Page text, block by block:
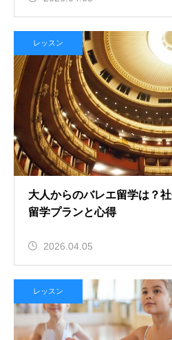
レッスン
大人からのバレエ留学は？
留学プランと心得
2026.04.05
レッスン